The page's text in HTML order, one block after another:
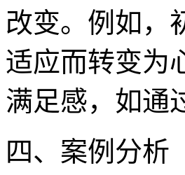
改变。例如，
适应而转变为
满足感，如通
四、案例分析